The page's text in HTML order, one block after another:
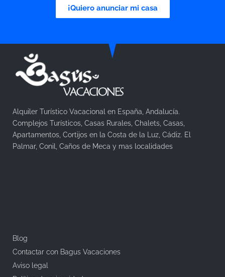
¡Quiero anunciar mi casa
Alquiler Turístico Vacacional en España, Andalucía.
Complejos Turísticos, Casas Rurales, Chalets, Casas,
Apartamentos, Cortijos en la Costa de la Luz, Cádiz. El
Palmar, Conil, Caños de Meca y mas localidades
Blog
Contactar con Bagus Vacaciones
Aviso legal